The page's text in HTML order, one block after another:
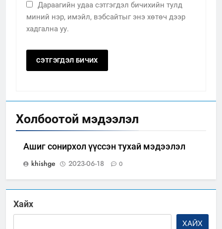
Дараагийн удаа сэтгэгдэл бичихийн тулд
миний нэр, имэйл, вэбсайтыг энэ хөтөч дээр
хадгална уу.
Холбоотой мэдээлэл
Ашиг сонирхол үүссэн тухай мэдээлэл
khishge
2023-06-18 0
Хайх
ХАЙХ